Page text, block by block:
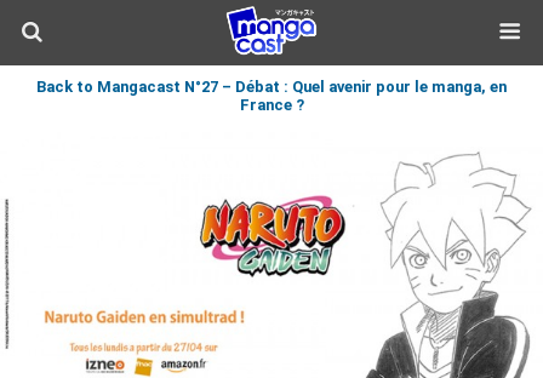
Back to Mangacast N°27 – Débat : Quel avenir pour le manga, en
France ?